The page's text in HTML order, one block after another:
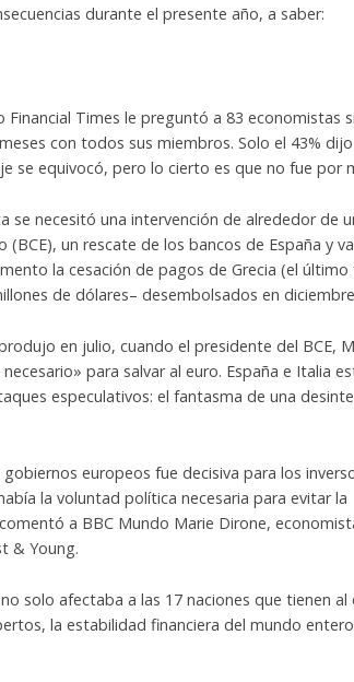
durante el presente año, a saber:
Financial Times le preguntó a 83 economistas
con todos sus miembros. Solo el 43%
se equivocó, pero lo cierto es que no fue por
se necesitó una intervención de alrededor de
(BCE), un rescate de los bancos de España y
la cesación de pagos de Grecia (el último
de dólares– desembolsados en
en julio, cuando el presidente del BCE,
para salvar al euro. España e Italia
especulativos: el fantasma de una
europeos fue decisiva para los
la voluntad política necesaria para evitar la
a BBC Mundo Marie Dirone,
& Young.
solo afectaba a las 17 naciones que tienen al
la estabilidad financiera del mundo